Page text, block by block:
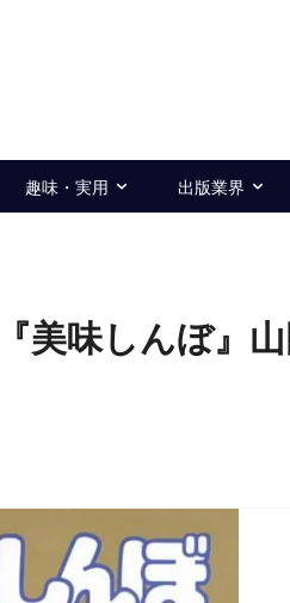
趣味・実用 出版業界
美味しんぼ』